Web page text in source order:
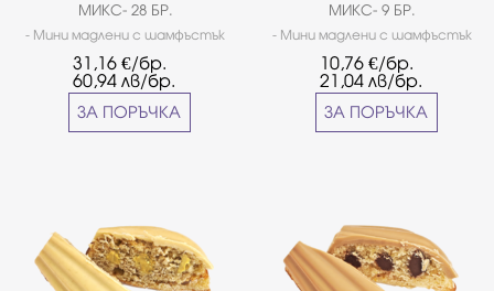
МИКС- 28 БР.
- Мини мадлени с шамфъстък
мадлени с шоколад и карамел
- 14бр
31,16€/бр.
60,94лв/бр.
ЗА ПОРЪЧКА
МИКС- 9 БР.
- Мини мадлени с шамфъстък
мадлени с шоколад и карамел
- 4бр
10,76€/бр.
21,04лв/бр.
ЗА ПОРЪЧКА